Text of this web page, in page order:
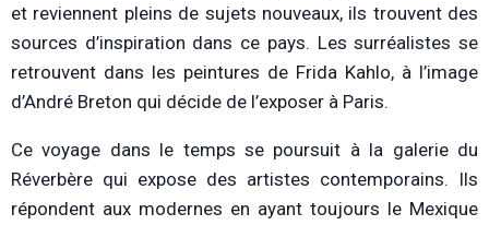
et reviennent pleins de sujets nouveaux, ils trouvent des
sources d’inspiration dans ce pays. Les surréalistes se
retrouvent dans les peintures de Frida Kahlo, à l’image
d’André Breton qui décide de l’exposer à Paris.
Ce voyage dans le temps se poursuit à la galerie du
Réverbère qui expose des artistes contemporains. Ils
répondent aux modernes en ayant toujours le Mexique